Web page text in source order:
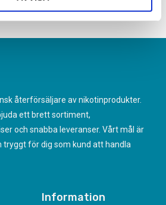
återförsäljare av nikotinprodukter.
ett brett sortiment,
och snabba leveranser. Vårt mål är
tryggt för dig som kund att handla
Information